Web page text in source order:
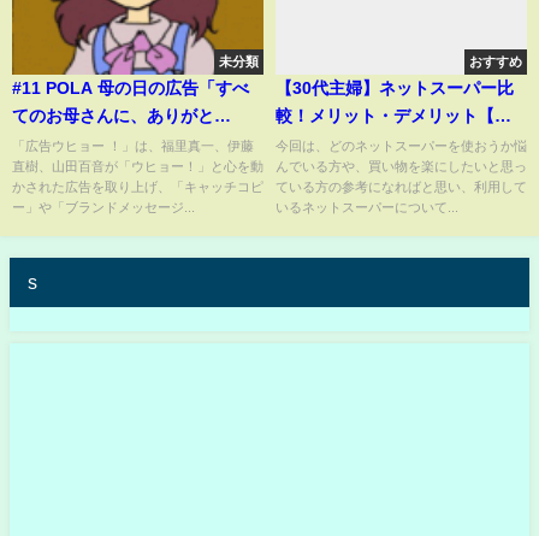
未分類
#11 POLA 母の日の広告「すべ
てのお母さんに、ありがと
う。」/ 企業が掲げる多様性への
配慮と姿勢とは？
「広告ウヒョー ！」は、福里真一、伊藤
直樹、山田百音が「ウヒョー！」と心を動
かされた広告を取り上げ、「キャッチコピ
ー」や「ブランドメッセージ...
おすすめ
【30代主婦】ネットスーパー比
較！メリット・デメリット【イ
オン/イトーヨーカドー/SEIYU/コ
ープデリ】
今回は、どのネットスーパーを使おうか悩
んでいる方や、買い物を楽にしたいと思っ
ている方の参考になればと思い、利用して
いるネットスーパーについて...
s